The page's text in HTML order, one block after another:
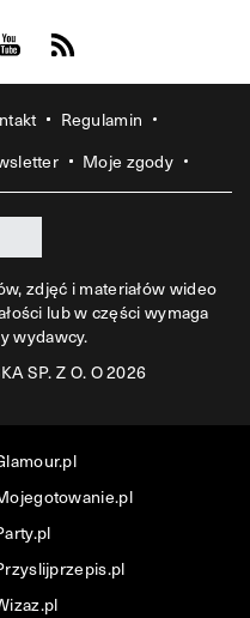
Instagram
us on Youtube
Visit us on Rss
Regulamin
Moje zgody
zdjęć i materiałów wideo
lub w części wymaga
wydawcy.
SP. Z O. O 2026